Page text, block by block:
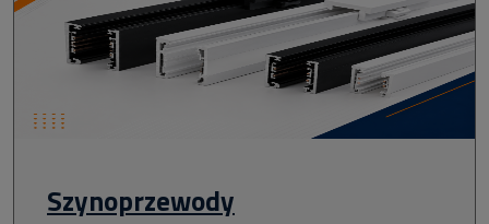
Szynoprzewody